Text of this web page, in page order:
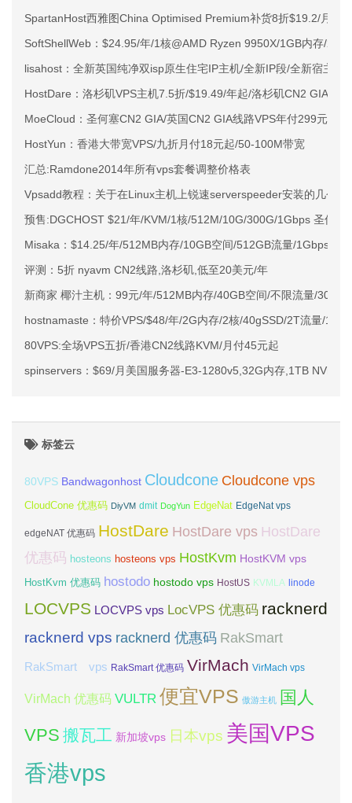
SpartanHost西雅图China Optimised Premium补货8折$19.2/月起
SoftShellWeb：$24.95/年/1核@AMD Ryzen 9950X/1GB内存/
lisahost：全新英国纯净双isp原生住宅IP主机/全新IP段/全新宿主机
HostDare：洛杉矶VPS主机7.5折/$19.49/年起/洛杉矶CN2 GIA/日
MoeCloud：圣何塞CN2 GIA/英国CN2 GIA线路VPS年付299元起
HostYun：香港大带宽VPS/九折月付18元起/50-100M带宽
汇总:Ramdone2014年所有vps套餐调整价格表
Vpsadd教程：关于在Linux主机上锐速serverspeeder安装的几个问
预售:DGCHOST $21/年/KVM/1核/512M/10G/300G/1Gbps 圣何塞
Misaka：$14.25/年/512MB内存/10GB空间/512GB流量/1Gbps端
评测：5折 nyavm CN2线路,洛杉矶,低至20美元/年
新商家 椰汁主机：99元/年/512MB内存/40GB空间/不限流量/
hostnamaste：特价VPS/$48/年/2G内存/2核/40gSSD/2T流量/
80VPS:全场VPS五折/香港CN2线路KVM/月付45元起
spinservers：$69/月美国服务器-E3-1280v5,32G内存,1TB NVme
标签云
80VPS Bandwagonhost Cloudcone Cloudcone vps
CloudCone 优惠码 DiyVM dmit DogYun EdgeNat EdgeNat vps
edgeNAT 优惠码 HostDare HostDare vps HostDare
优惠码 hosteons hosteons vps HostKvm HostKVM vps
HostKvm 优惠码 hostodo hostodo vps HostUS KVMLA linode
LOCVPS LOCVPS vps LocVPS 优惠码 racknerd
racknerd vps racknerd 优惠码 RakSmart
RakSmart vps RakSmart 优惠码 VirMach VirMach vps
VirMach 优惠码 VULTR 便宜VPS 傲游主机 国人
VPS 搬瓦工 新加坡vps 日本vps 美国VPS
香港vps